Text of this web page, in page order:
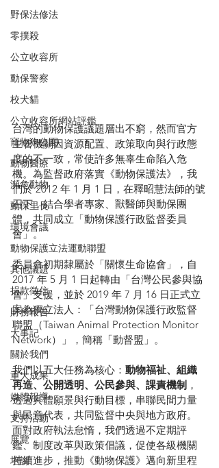
野保法修法
零撲殺
公立收容所
動保警察
校犬貓
公立收容所網站評鑑
寵物狗公園
動物醫療
瀕危動物
動保里長
環境會議
動物保護立法運動聯盟
其他議題
捐款徵信
財務報告
大事記
關於我們
重大成果
媒體報導
支持活動
展覽
培訓
台灣的動物保護議題層出不窮，然而官方
主管機關因資源配置、政策取向與行政態
度的不一致，常使許多無辜生命陷入危
機。為監督政府落實《動物保護法》，我
們於 2012 年 1 月 1 日，在釋昭慧法師的號
召下，結合學者專家、獸醫師與動保團
體，共同成立「動物保護行政監督委員
會」。
委員會初期隸屬於「關懷生命協會」，自
2017 年 5 月 1 日起轉由「台灣公民參與協
會」支援，並於 2019 年 7 月 16 日正式立
案為獨立法人：「台灣動物保護行政監督
聯盟（Taiwan Animal Protection Monitor
Network）」，簡稱「動督盟」。
我們以五大任務為核心： 動物福祉、組織
再造、公開透明、公民參與、課責機制 ，
透過具體願景與行動目標，串聯民間力量
與民意代表，共同監督中央與地方政府。
面對政府執法怠惰，我們透過不定期評
鑑、制度改革與政策倡議，促使各級機關
持續進步，推動《動物保護》邁向新里程